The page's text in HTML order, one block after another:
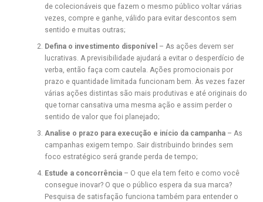
de colecionáveis que fazem o mesmo público voltar várias
vezes, compre e ganhe, válido para evitar descontos sem
sentido e muitas outras;
Defina o investimento disponível – As ações devem ser
lucrativas. A previsibilidade ajudará a evitar o desperdício de
verba, então faça com cautela. Ações promocionais por
prazo e quantidade limitada funcionam bem. Às vezes fazer
várias ações distintas são mais produtivas e até originais do
que tornar cansativa uma mesma ação e assim perder o
sentido de valor que foi planejado;
Analise o prazo para execução e início da campanha– As
campanhas exigem tempo. Sair distribuindo brindes sem
foco estratégico será grande perda de tempo;
Estude a concorrência– O que ela tem feito e como você
consegue inovar? O que o público espera da sua marca?
Pesquisa de satisfação funciona também para entender o